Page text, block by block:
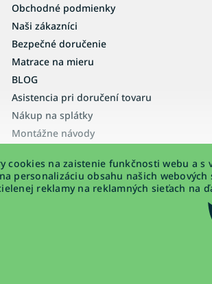
cookies na zaistenie funkčnosti webu a s
personalizáciu obsahu našich webových
reklamy na reklamných sieťach na
Obchodné podmienky
Naši zákazníci
Bezpečné doručenie
Matrace na mieru
BLOG
Asistencia pri doručení tovaru
Nákup na splátky
Montážne návody
Podmienky ochrany osobných údajov